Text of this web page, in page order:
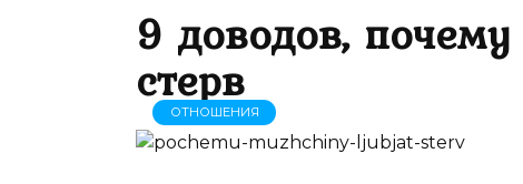
9 доводов,
стерв
ОТНОШЕНИЯ